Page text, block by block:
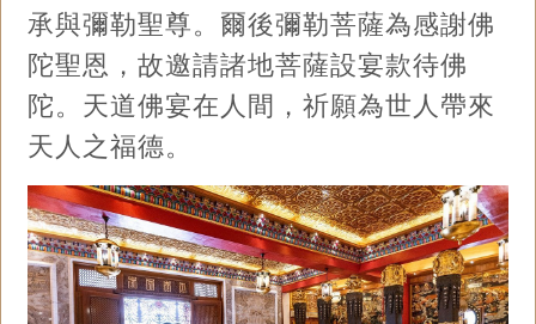
承與彌勒聖尊。爾後彌勒菩薩為感謝佛
陀聖恩，故邀請諸地菩薩設宴款待佛
陀。天道佛宴在人間，祈願為世人帶來
天人之福德。